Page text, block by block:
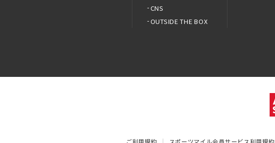
CNS
OUTSIDE THE BOX
ご利用規約 スポーツマイル会員サービス利用規約